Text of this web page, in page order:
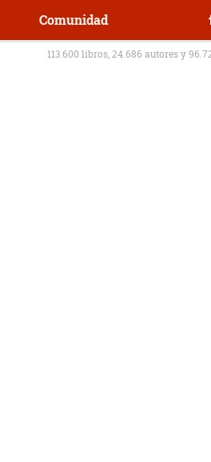
Comunidad
113.600 libros, 24.686 autores y